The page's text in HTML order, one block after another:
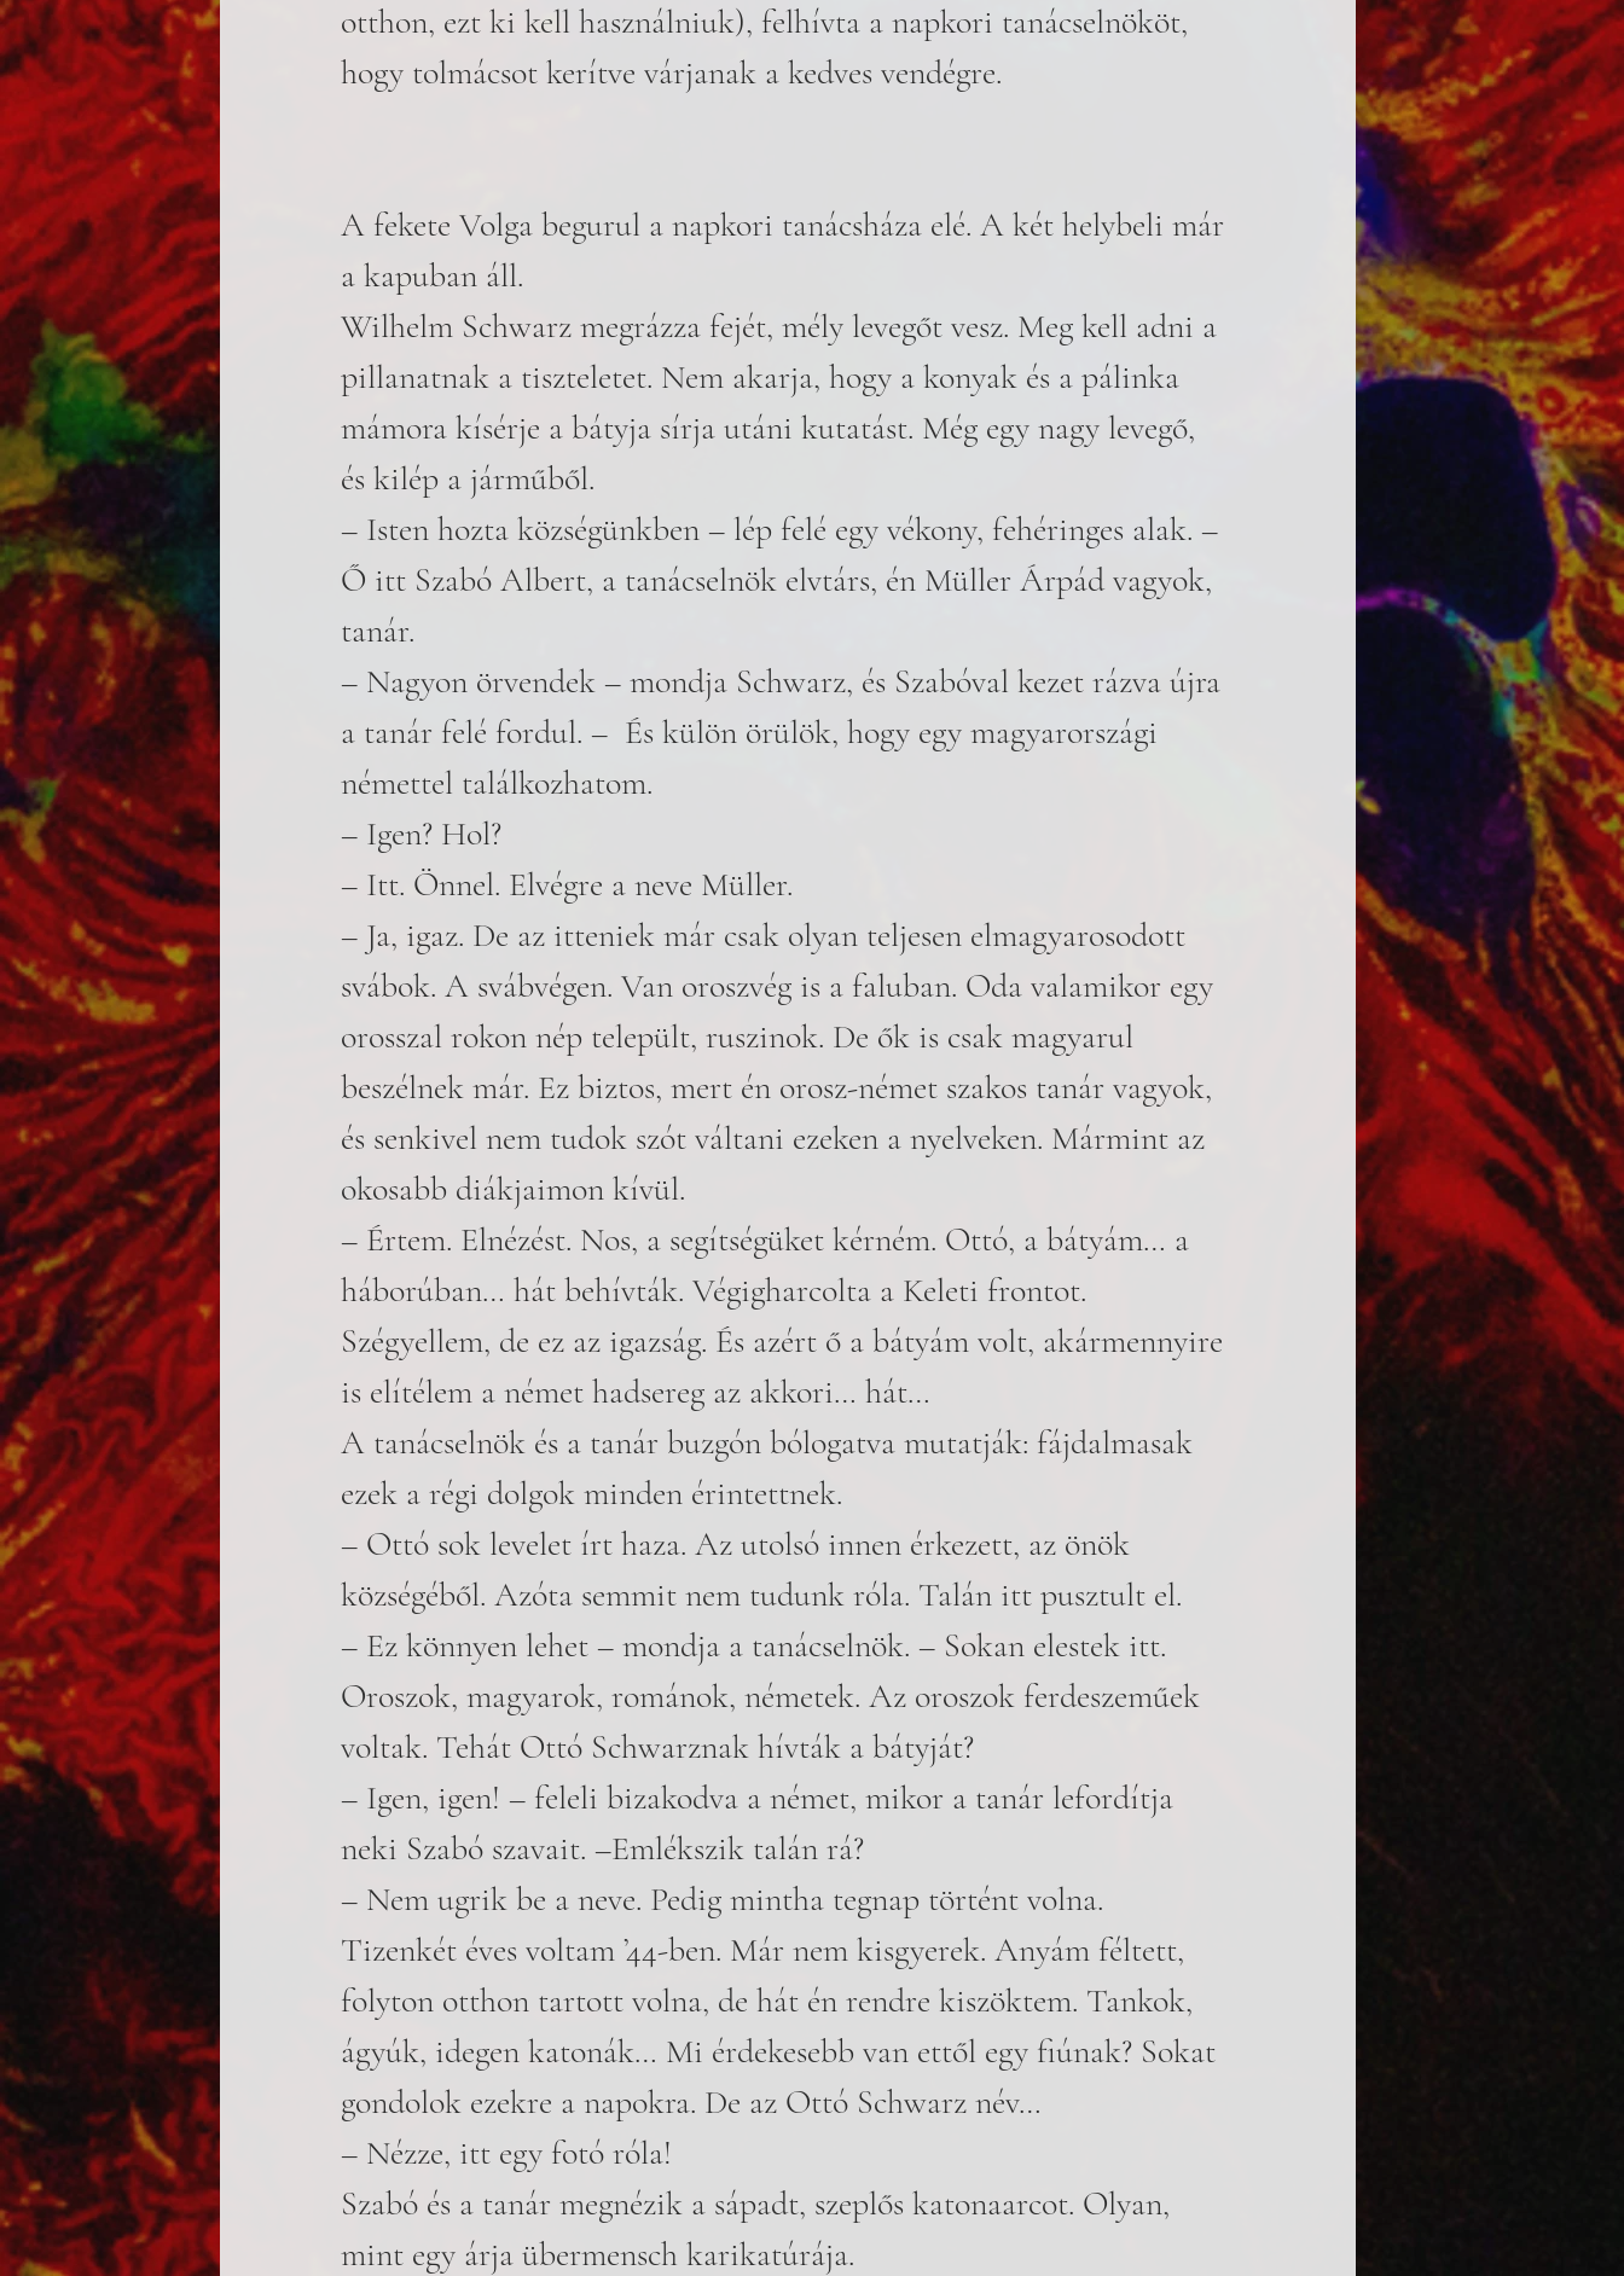
otthon, ezt ki kell használniuk), felhívta a napkori tanácselnököt,
hogy tolmácsot kerítve várjanak a kedves vendégre.
A fekete Volga begurul a napkori tanácsháza elé. A két helybeli már
a kapuban áll.
Wilhelm Schwarz megrázza fejét, mély levegőt vesz. Meg kell adni a
pillanatnak a tiszteletet. Nem akarja, hogy a konyak és a pálinka
mámora kísérje a bátyja sírja utáni kutatást. Még egy nagy levegő,
és kilép a járműből.
– Isten hozta községünkben – lép felé egy vékony, fehéringes alak. –
Ő itt Szabó Albert, a tanácselnök elvtárs, én Müller Árpád vagyok,
tanár.
– Nagyon örvendek – mondja Schwarz, és Szabóval kezet rázva újra
a tanár felé fordul. –  És külön örülök, hogy egy magyarországi
némettel találkozhatom.
– Igen? Hol?
– Itt. Önnel. Elvégre a neve Müller.
– Ja, igaz. De az itteniek már csak olyan teljesen elmagyarosodott
svábok. A svábvégen. Van oroszvég is a faluban. Oda valamikor egy
orosszal rokon nép települt, ruszinok. De ők is csak magyarul
beszélnek már. Ez biztos, mert én orosz-német szakos tanár vagyok,
és senkivel nem tudok szót váltani ezeken a nyelveken. Mármint az
okosabb diákjaimon kívül.
– Értem. Elnézést. Nos, a segítségüket kérném. Ottó, a bátyám… a
háborúban… hát behívták. Végigharcolta a Keleti frontot.
Szégyellem, de ez az igazság. És azért ő a bátyám volt, akármennyire
is elítélem a német hadsereg az akkori… hát…
A tanácselnök és a tanár buzgón bólogatva mutatják: fájdalmasak
ezek a régi dolgok minden érintettnek.
– Ottó sok levelet írt haza. Az utolsó innen érkezett, az önök
községéből. Azóta semmit nem tudunk róla. Talán itt pusztult el.
– Ez könnyen lehet – mondja a tanácselnök. – Sokan elestek itt.
Oroszok, magyarok, románok, németek. Az oroszok ferdeszeműek
voltak. Tehát Ottó Schwarznak hívták a bátyját?
– Igen, igen! – feleli bizakodva a német, mikor a tanár lefordítja
neki Szabó szavait. –Emlékszik talán rá?
– Nem ugrik be a neve. Pedig mintha tegnap történt volna.
Tizenkét éves voltam ’44-ben. Már nem kisgyerek. Anyám féltett,
folyton otthon tartott volna, de hát én rendre kiszöktem. Tankok,
ágyúk, idegen katonák… Mi érdekesebb van ettől egy fiúnak? Sokat
gondolok ezekre a napokra. De az Ottó Schwarz név…
– Nézze, itt egy fotó róla!
Szabó és a tanár megnézik a sápadt, szeplős katonaarcot. Olyan,
mint egy árja übermensch karikatúrája.